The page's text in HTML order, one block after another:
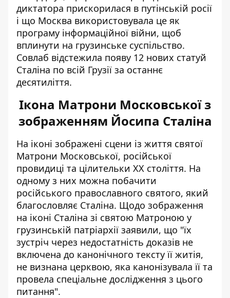
диктатора прискорилася в путінській росії
і що Москва використовувала це як
програму інформаційної війни, щоб
вплинути на грузинське суспільство.
Совлаб відстежила появу 12 нових статуй
Сталіна по всій Грузії за останнє
десятиліття.
Ікона Матрони Московської з
зображенням Йосипа Сталіна
На іконі зображені сцени із життя святої
Матрони Московської, російської
провидиці та цілительки XX століття. На
одному з них можна побачити
російського православного святого, який
благословляє Сталіна. Щодо зображення
на іконі Сталіна зі святою Матроною у
грузинській патріархії заявили, що "їх
зустріч через недостатність доказів не
включена до канонічного тексту її житія,
не визнана церквою, яка канонізувала її та
провела спеціальне дослідження з цього
питання".